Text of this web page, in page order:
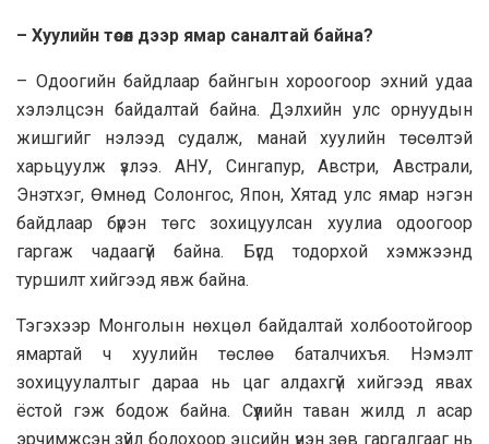
– Хуулийн төсөл дээр ямар саналтай байна?
– Одоогийн байдлаар байнгын хороогоор эхний удаа
хэлэлцсэн байдалтай байна. Дэлхийн улс орнуудын
жишгийг нэлээд судалж, манай хуулийн төсөлтэй
харьцуулж үзлээ. АНУ, Сингапур, Австри, Австрали,
Энэтхэг, Өмнөд Солонгос, Япон, Хятад улс ямар нэгэн
байдлаар бүрэн төгс зохицуулсан хуулиа одоогоор
гаргаж чадаагүй байна. Бүгд тодорхой хэмжээнд
туршилт хийгээд явж байна.
Тэгэхээр Монголын нөхцөл байдалтай холбоотойгоор
ямартай ч хуулийн төслөө баталчихъя. Нэмэлт
зохицуулалтыг дараа нь цаг алдахгүй хийгээд явах
ёстой гэж бодож байна. Сүүлийн таван жилд л асар
эрчимжсэн зүйл болохоор эцсийн үнэн зөв гаргалгааг нь